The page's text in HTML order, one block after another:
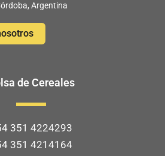
Argentina
de Cereales
351 4224293
351 4214164